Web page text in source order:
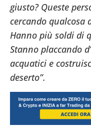
giusto? Queste
cercando qualcosa
Hanno più soldi di
Stanno placcando
acquatici e
deserto”.